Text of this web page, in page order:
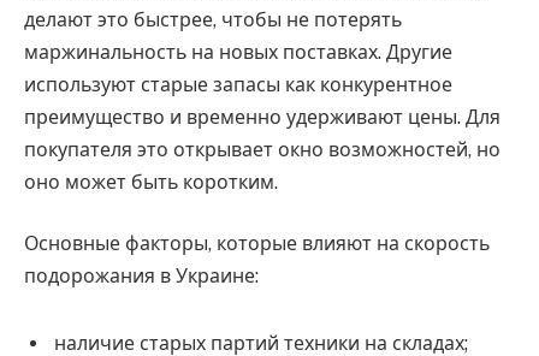
делают это быстрее, чтобы не потерять
маржинальность на новых поставках. Другие
используют старые запасы как конкурентное
преимущество и временно удерживают цены. Для
покупателя это открывает окно возможностей, но
оно может быть коротким.
Основные факторы, которые влияют на скорость
подорожания в Украине:
наличие старых партий техники на складах;